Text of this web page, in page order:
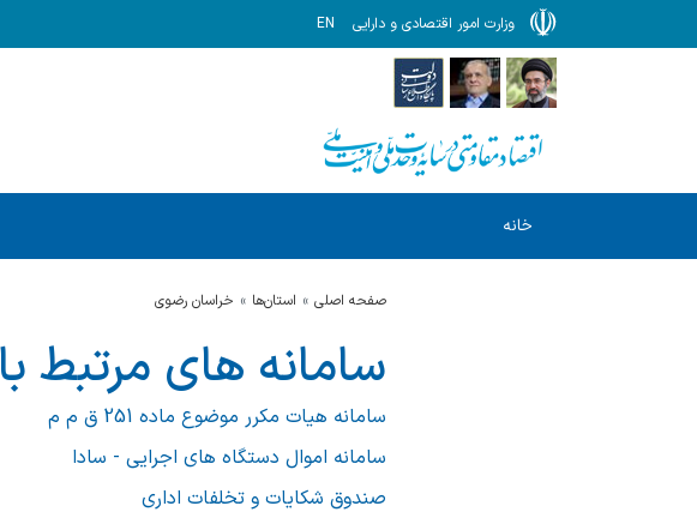
وزارت امور اقتصادی و دارایی EN
خانه
صفحه اصلی استان‌ها خراسان رضوي
سامانه های مرتبط
سامانه هیات مکرر موضوع ماده 251 ق م م
سامانه اموال دستگاه های اجرایی - سادا
صندوق شکایات و تخلفات اداری